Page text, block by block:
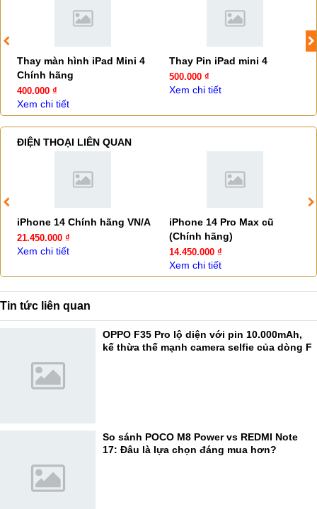
Thay màn hình iPad Mini 4
Chính hãng
400.000 ₫
Xem chi tiết
Thay Pin iPad mini 4
500.000 ₫
Xem chi tiết
ĐIỆN THOẠI LIÊN QUAN
iPhone 14 Chính hãng VN/A
21.450.000 ₫
Xem chi tiết
iPhone 14 Pro Max cũ
(Chính hãng)
14.450.000 ₫
Xem chi tiết
Tin tức liên quan
OPPO F35 Pro lộ diện với pin 10.000mAh,
kế thừa thế mạnh camera selfie của dòng F
So sánh POCO M8 Power vs REDMI Note
17: Đâu là lựa chọn đáng mua hơn?